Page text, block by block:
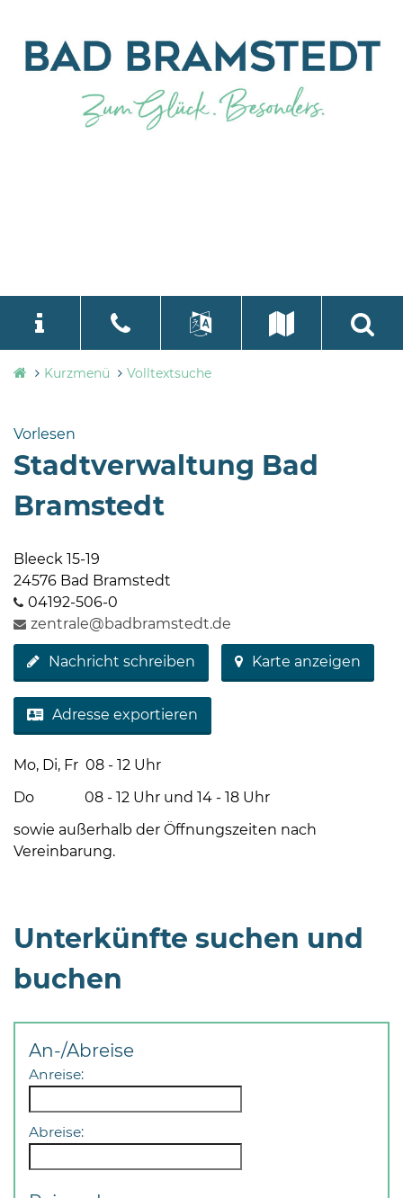
Stadtverwaltung
Bramstedt
24576 Bad
Bramstedt
506-
zentrale@badbramstedt.de
Mo,
Fr
08
Uhr
Do
08
außerhalb
language
Kurzmenü Volltextsuche
Vorlesen
Stadtverwaltung Bad
Bramstedt
Bleeck 15-19
24576 Bad Bramstedt
04192-506-0
zentrale@badbramstedt.de
Nachricht schreiben Karte anzeigen
Adresse exportieren
Mo, Di, Fr 08 - 12 Uhr
Do 08 - 12 Uhr und 14 - 18 Uhr
sowie außerhalb der Öffnungszeiten nach
Vereinbarung.
Unterkünfte suchen und
buchen
An-/Abreise
Anreise:
Abreise: